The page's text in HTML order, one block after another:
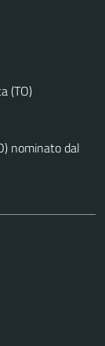
(TO)
nominato dal